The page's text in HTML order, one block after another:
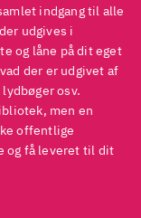
er
indgang til alle
udgives i
og låne på dit eget
der er udgivet af
osv.
men en
offentlige
og få leveret til dit